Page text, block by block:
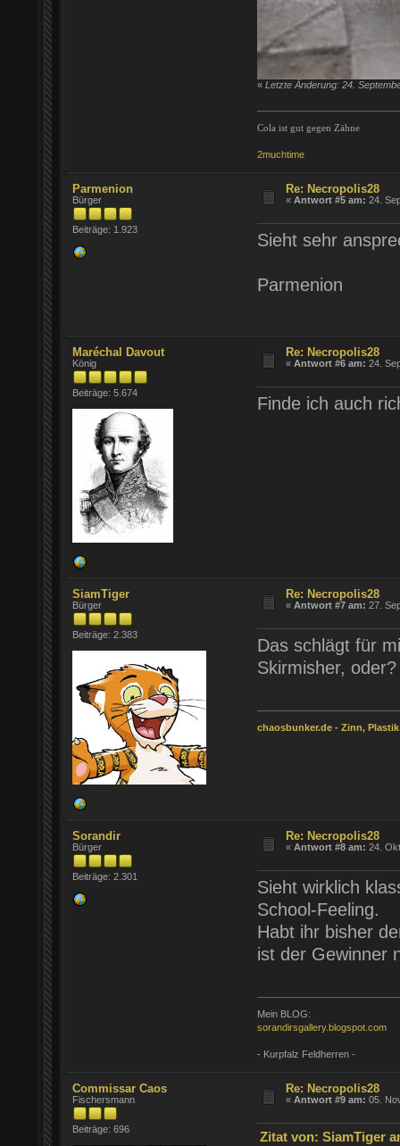
« Letzte Änderung: 24.
Cola ist gut gegen Zähne
2muchtime
Parmenion
Bürger
Beiträge: 1.923
Re: Necropolis28
«Antwort #5 am: 24.
Sieht sehr
Parmenion
Maréchal Davout
König
Beiträge: 5.674
Re: Necropolis28
«Antwort #6 am: 24.
Finde ich auch
SiamTiger
Bürger
Beiträge: 2.383
Re: Necropolis28
«Antwort #7 am: 27.
Das schlägt für
Skirmisher, oder?
chaosbunker.de - Zinn,
Sorandir
Bürger
Beiträge: 2.301
Re: Necropolis28
«Antwort #8 am: 24.
Sieht wirklich
School-Feeling.
Habt ihr bisher
ist der Gewinner
Mein BLOG:
sorandirsgallery.blogspot.com
- Kurpfalz Feldherren -
Commissar Caos
Fischersmann
Beiträge: 696
Re: Necropolis28
«Antwort #9 am: 05.
Zitat von: SiamTiger